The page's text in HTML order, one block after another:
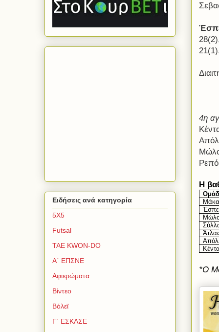
4η
H
*O
Ειδήσεις ανά κατηγορία
5Χ5
Futsal
TAE KWON-DO
Α΄ ΕΠΣΝΕ
Αφιερώματα
Βίντεο
Βόλεϊ
Γ΄ ΕΣΚΑΣΕ